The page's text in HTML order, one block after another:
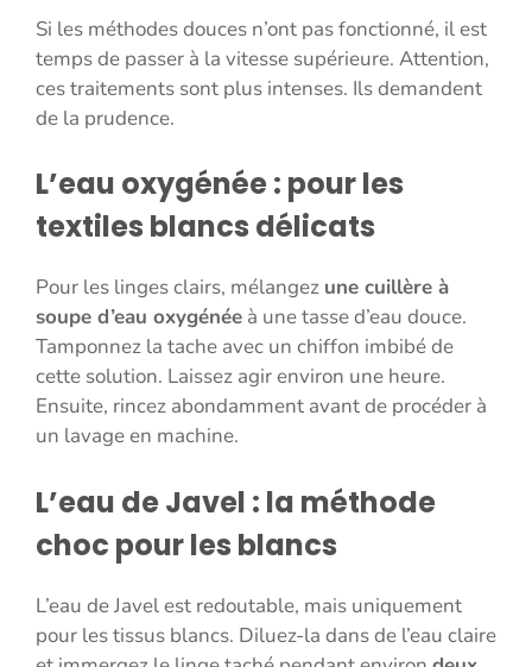
Si les méthodes douces n’ont pas fonctionné, il est
temps de passer à la vitesse supérieure. Attention,
ces traitements sont plus intenses. Ils demandent
de la prudence.
L’eau oxygénée : pour les
textiles blancs délicats
Pour les linges clairs, mélangez une cuillère à
soupe d’eau oxygénée à une tasse d’eau douce.
Tamponnez la tache avec un chiffon imbibé de
cette solution. Laissez agir environ une heure.
Ensuite, rincez abondamment avant de procéder à
un lavage en machine.
L’eau de Javel : la méthode
choc pour les blancs
L’eau de Javel est redoutable, mais uniquement
pour les tissus blancs. Diluez-la dans de l’eau claire